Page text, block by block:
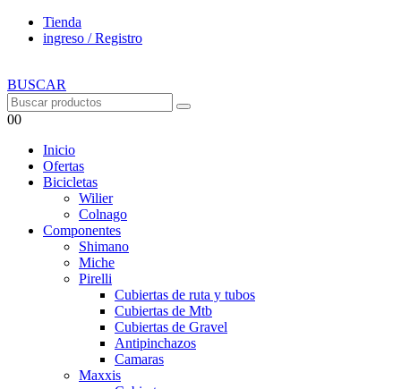
Tienda
ingreso / Registro
BUSCAR
00
Inicio
Ofertas
Bicicletas
Wilier
Colnago
Componentes
Shimano
Miche
Pirelli
Cubiertas de ruta y tubos
Cubiertas de Mtb
Cubiertas de Gravel
Antipinchazos
Camaras
Maxxis